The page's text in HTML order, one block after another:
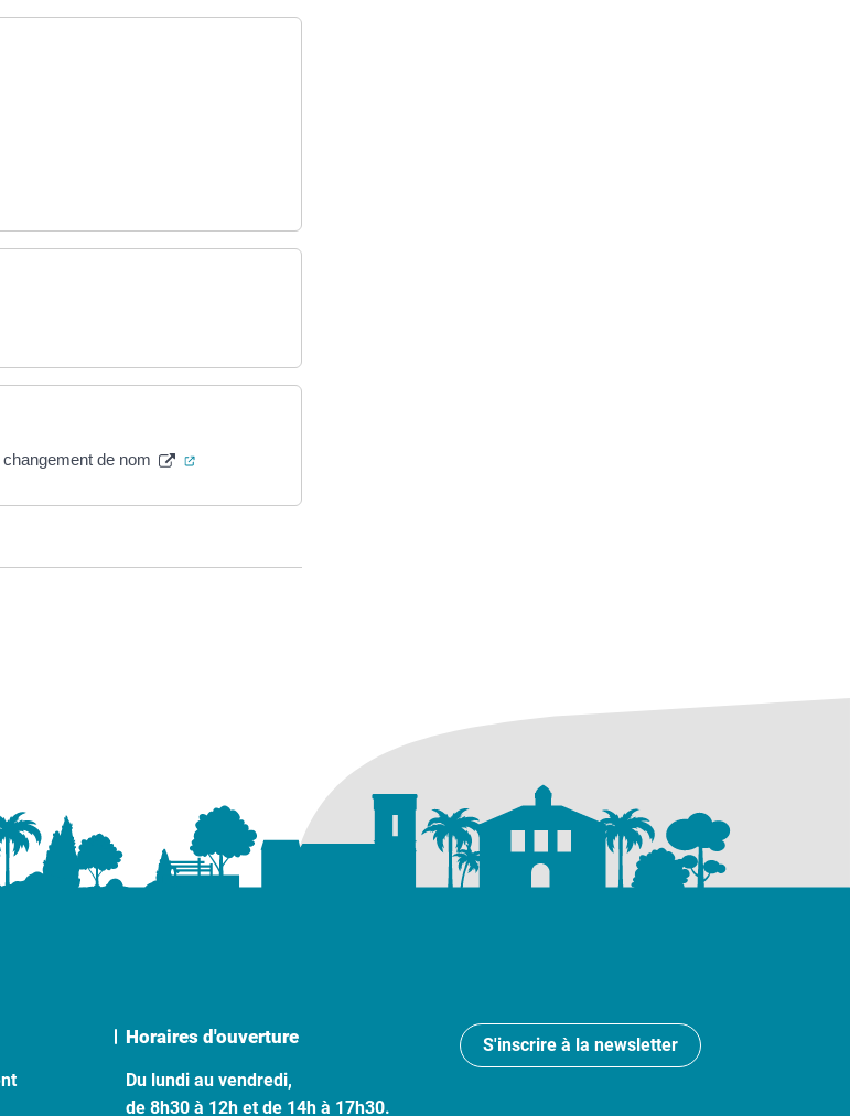
de nom (ouverture dans un nouvel onglet)
Horaires d'ouverture
Du lundi au vendredi,
de 8h30 à 12h et de 14h à 17h30.
S'inscrire à la newsletter